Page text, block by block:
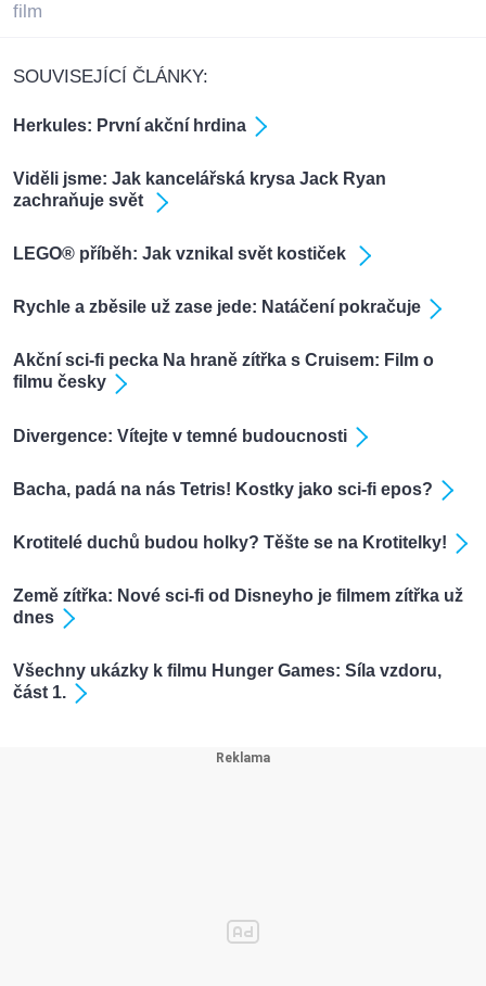
film
SOUVISEJÍCÍ ČLÁNKY:
Herkules: První akční hrdina
Viděli jsme: Jak kancelářská krysa Jack Ryan
zachraňuje svět
LEGO® příběh: Jak vznikal svět kostiček
Rychle a zběsile už zase jede: Natáčení pokračuje
Akční sci-fi pecka Na hraně zítřka s Cruisem: Film o
filmu česky
Divergence: Vítejte v temné budoucnosti
Bacha, padá na nás Tetris! Kostky jako sci-fi epos?
Krotitelé duchů budou holky? Těšte se na Krotitelky!
Země zítřka: Nové sci-fi od Disneyho je filmem zítřka už
dnes
Všechny ukázky k filmu Hunger Games: Síla vzdoru,
část 1.